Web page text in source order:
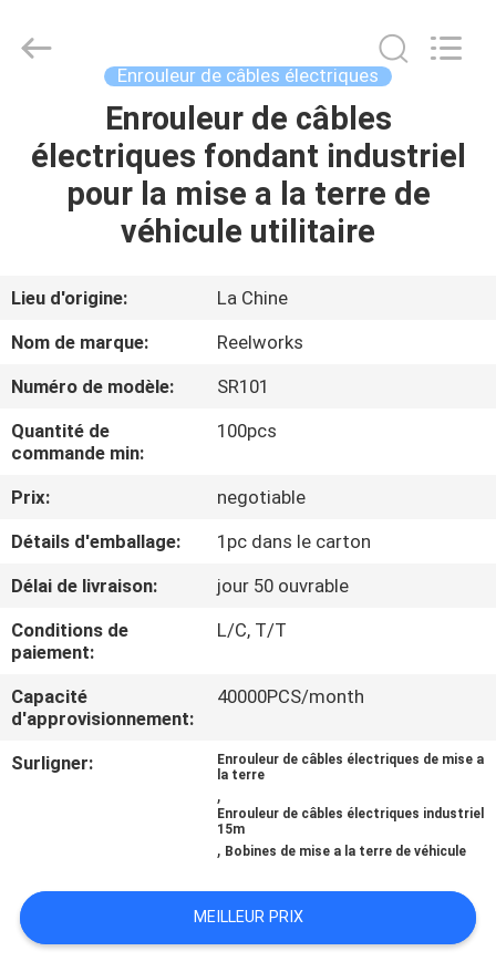
MAISON
PRODUITS
VIDÉOS
PROPOS
DE
NOUS
VISITE
DE
L'USINE
CONTRÔLE
DE
QUALITÉ
NOUVELLES
Machinery
Enrouleur de câbles électriques
Enrouleur de câbles
électriques fondant industriel
pour la mise a la terre de
véhicule utilitaire
Lieu d'origine:
La Chine
Nom de marque:
Reelworks
Numéro de modèle:
SR101
Quantité de
commande min:
100pcs
Prix:
negotiable
Détails d'emballage:
1pc dans le carton
Délai de livraison:
jour 50 ouvrable
Conditions de
paiement:
L/C, T/T
Capacité
d'approvisionnement:
40000PCS/month
Surligner:
Enrouleur de câbles électriques de mise a
la terre
,
Enrouleur de câbles électriques industriel
15m
, Bobines de mise a la terre de véhicule
MEILLEUR PRIX